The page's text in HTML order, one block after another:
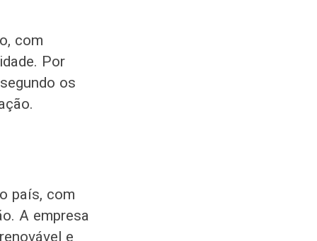
com
Por
os
país, com
A empresa
e